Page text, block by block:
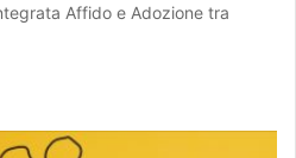
Affido e Adozione tra